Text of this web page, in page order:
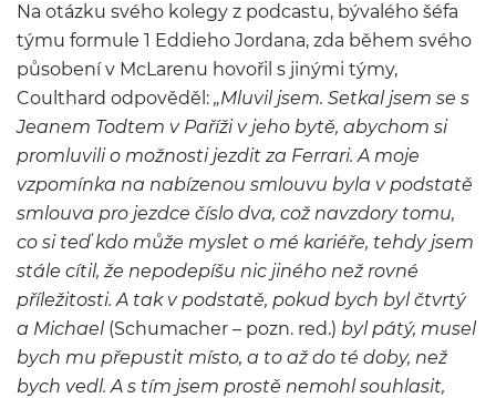
Na otázku svého kolegy z podcastu, bývalého šéfa
týmu formule 1 Eddieho Jordana, zda během svého
působení v McLarenu hovořil s jinými týmy,
Coulthard odpověděl: „Mluvil jsem. Setkal jsem se s
Jeanem Todtem v Paříži v jeho bytě, abychom si
promluvili o možnosti jezdit za Ferrari. A moje
vzpomínka na nabízenou smlouvu byla v podstatě
smlouva pro jezdce číslo dva, což navzdory tomu,
co si teď kdo může myslet o mé kariéře, tehdy jsem
stále cítil, že nepodepíšu nic jiného než rovné
příležitosti. A tak v podstatě, pokud bych byl čtvrtý
a Michael (Schumacher – pozn. red.) byl pátý, musel
bych mu přepustit místo, a to až do té doby, než
bych vedl. A s tím jsem prostě nemohl souhlasit,